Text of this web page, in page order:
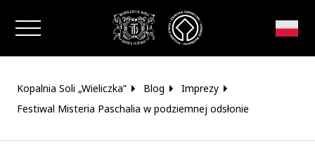
Zamknij okno
Kopalnia Soli „Wieliczka” Blog
Imprezy
Festiwal Misteria Paschalia w podziemnej odsłonie